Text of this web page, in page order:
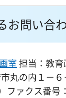
お問い合
室担当：教
丸の内１－６
ファクス番号